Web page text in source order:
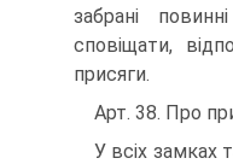
забрані
сповіщати,
присяги.
Арт. 38. Про
У всіх замках